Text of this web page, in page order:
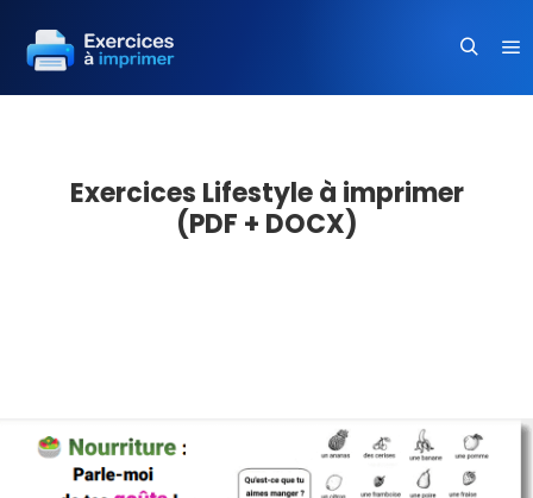
Exercices Lifestyle à imprimer
(PDF + DOCX)